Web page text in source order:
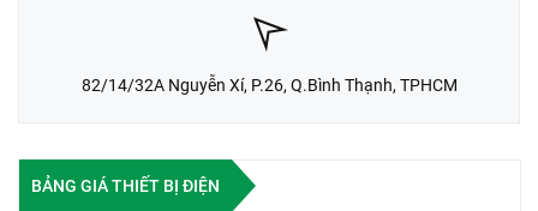
82/14/32A Nguyễn Xí, P.26, Q.Bình Thạnh, TPHCM
BẢNG GIÁ THIẾT BỊ ĐIỆN